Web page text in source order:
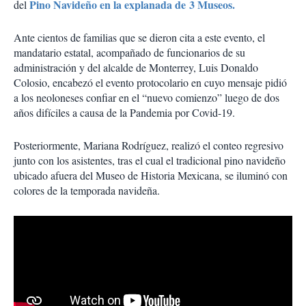
delPino Navideño en la explanada de 3 Museos.
Ante cientos de familias que se dieron cita a este evento, el
mandatario estatal, acompañado de funcionarios de su
administración y del alcalde de Monterrey, Luis Donaldo
Colosio, encabezó el evento protocolario en cuyo mensaje pidió
a los neoloneses confiar en el “nuevo comienzo” luego de dos
años difíciles a causa de la Pandemia por Covid-19.
Posteriormente, Mariana Rodríguez, realizó el conteo regresivo
junto con los asistentes, tras el cual el tradicional pino navideño
ubicado afuera del Museo de Historia Mexicana, se iluminó con
colores de la temporada navideña.